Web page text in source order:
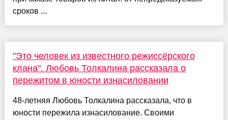
сроков ...
"Это человек из известного режиссёрского
клана". Любовь Толкалина рассказала о
пережитом в юности изнасиловании
48-летняя Любовь Толкалина рассказала, что в
юности пережила изнасилование. Своими